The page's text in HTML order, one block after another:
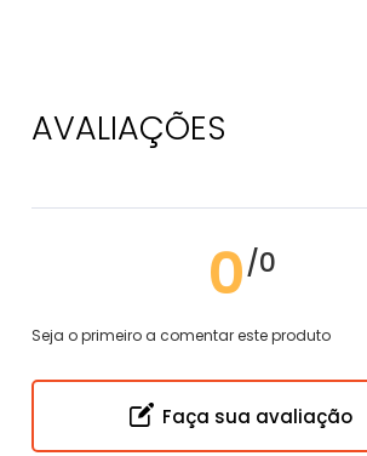
AVALIAÇÕES
0/0
Seja o primeiro a comentar este produto
Faça sua avaliação